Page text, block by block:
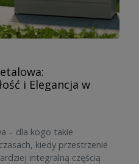
i Elegancja w
– dla kogo takie
kiedy przestrzenie
integralną częścią